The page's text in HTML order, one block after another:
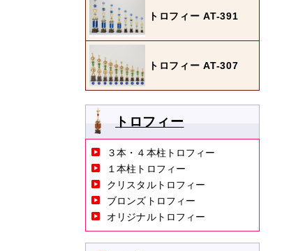
トロフィー AT-391
トロフィー AT-307
トロフィー
３本・４本柱トロフィー
１本柱トロフィー
クリスタルトロフィー
ブロンズトロフィー
オリジナルトロフィー